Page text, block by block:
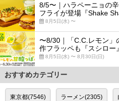
8/5〜｜ハラペーニョの
フライが登場『Shake
8月5日(水) 〜
〜8/30｜「C.C.レモン
作フラッペも『スシロー』
8月5日(水) 〜 8月30日(日)
おすすめカテゴリー
東京都(7546) ラーメン(2305)